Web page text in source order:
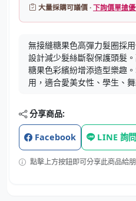
大量採購可議價 ·下詢價單搶
無接縫糖果色高彈力髮圈採
設計減少髮絲斷裂保護頭髮
糖果色彩繽紛增添造型樂趣
用，適合愛美女性、學生、
分享商品:
Facebook LINE 詢問
點擊上方按鈕即可分享此商品給